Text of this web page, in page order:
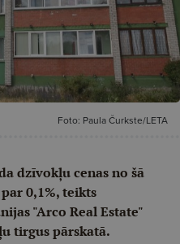
Foto: Paula Čurkste/LETA
dzīvokļu cenas no šā
0,1%, teikts
"Arco Real Estate"
tirgus pārskatā.